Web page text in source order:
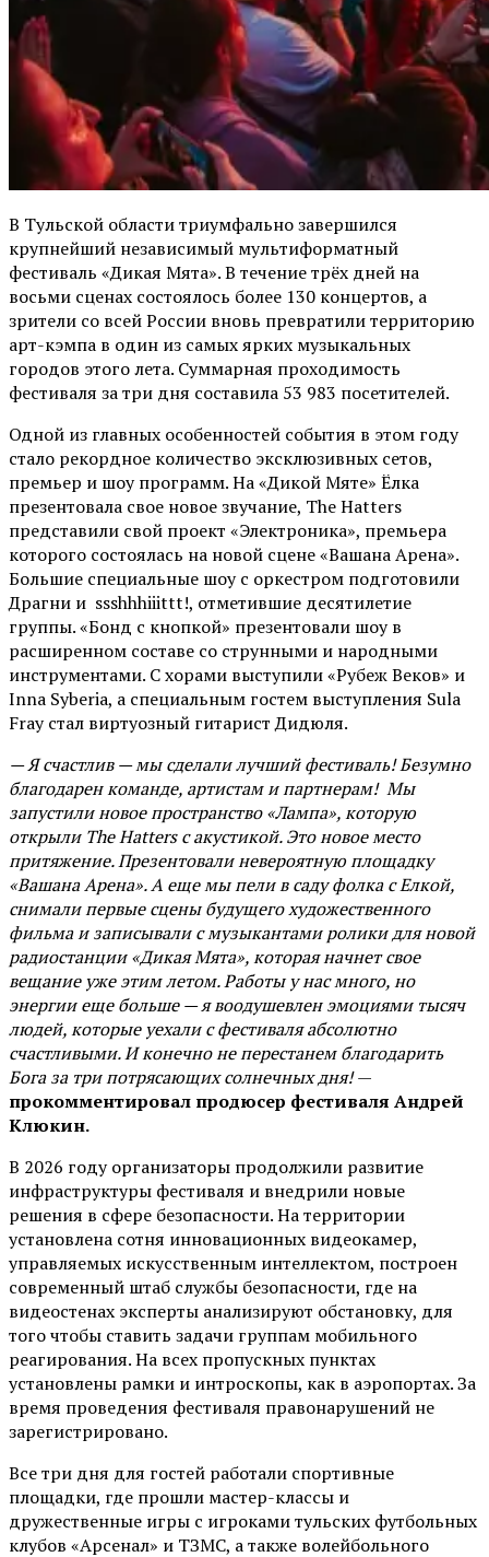
В Тульской области триумфально завершился
крупнейший независимый мультиформатный
фестиваль «Дикая Мята». В течение трёх дней на
восьми сценах состоялось более 130 концертов, а
зрители со всей России вновь превратили территорию
арт-кэмпа в один из самых ярких музыкальных
городов этого лета. Суммарная проходимость
фестиваля за три дня составила 53 983 посетителей.
Одной из главных особенностей события в этом году
стало рекордное количество эксклюзивных сетов,
премьер и шоу программ. На «Дикой Мяте» Ёлка
презентовала свое новое звучание, The Hatters
представили свой проект «Электроника», премьера
которого состоялась на новой сцене «Вашана Арена».
Большие специальные шоу с оркестром подготовили
Драгни и ssshhhiiittt!, отметившие десятилетие
группы. «Бонд с кнопкой» презентовали шоу в
расширенном составе со струнными и народными
инструментами. С хорами выступили «Рубеж Веков» и
Inna Syberia, а специальным гостем выступления Sula
Fray стал виртуозный гитарист Дидюля.
— Я счастлив — мы сделали лучший фестиваль! Безумно
благодарен команде, артистам и партнерам! Мы
запустили новое пространство «Лампа», которую
открыли The Hatters с акустикой. Это новое место
притяжение. Презентовали невероятную площадку
«Вашана Арена». А еще мы пели в саду фолка с Елкой,
снимали первые сцены будущего художественного
фильма и записывали с музыкантами ролики для новой
радиостанции «Дикая Мята», которая начнет свое
вещание уже этим летом. Работы у нас много, но
энергии еще больше — я воодушевлен эмоциями тысяч
людей, которые уехали с фестиваля абсолютно
счастливыми. И конечно не перестанем благодарить
Бога за три потрясающих солнечных дня!—
прокомментировал продюсер фестиваля Андрей
Клюкин.
В 2026 году организаторы продолжили развитие
инфраструктуры фестиваля и внедрили новые
решения в сфере безопасности. На территории
установлена сотня инновационных видеокамер,
управляемых искусственным интеллектом, построен
современный штаб службы безопасности, где на
видеостенах эксперты анализируют обстановку, для
того чтобы ставить задачи группам мобильного
реагирования. На всех пропускных пунктах
установлены рамки и интроскопы, как в аэропортах. За
время проведения фестиваля правонарушений не
зарегистрировано.
Все три дня для гостей работали спортивные
площадки, где прошли мастер-классы и
дружественные игры с игроками тульских футбольных
клубов «Арсенал» и ТЗМС, а также волейбольного